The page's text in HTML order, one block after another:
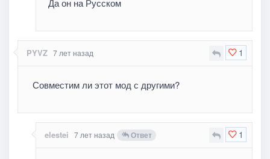
1
PYVZ 7 лет назад
Совместим ли этот мод с другими?
1
elestei 7 лет назад Ответ